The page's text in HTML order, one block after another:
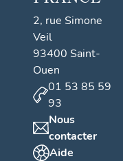
2, rue Simone
Veil
93400 Saint-
Ouen
01 53 85 59
93
Nous
contacter
Aide